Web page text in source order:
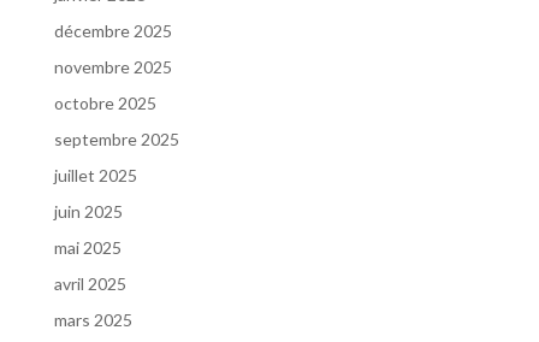
décembre 2025
novembre 2025
octobre 2025
septembre 2025
juillet 2025
juin 2025
mai 2025
avril 2025
mars 2025